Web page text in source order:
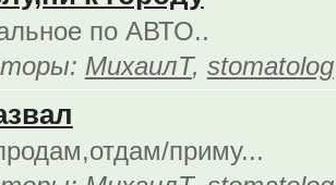
по АВТО..
МихаилТ, stomatolog
приму...